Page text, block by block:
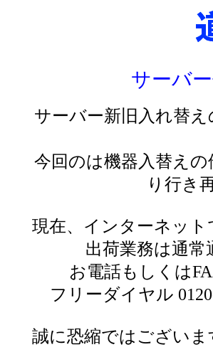
サーバ
サーバー新旧入れ替
今回のは機器入替え
り行き
現在、インターネッ
出荷業務は通
お電話もしくは
フリーダイヤル
誠に恐縮ではござい